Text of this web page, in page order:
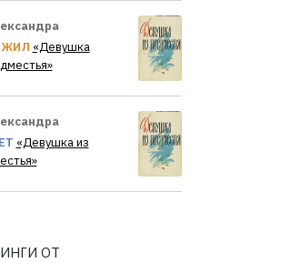
«Девушка
«Девушка из
ОТ